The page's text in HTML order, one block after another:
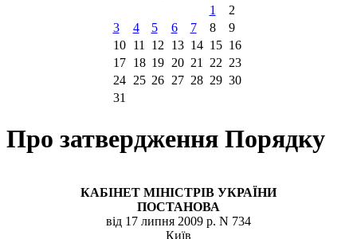
1
2
3
4 5 6 7 8
9
10
11 12 13 14 15 16
17
18 19 20 21 22 23
24
25 26 27 28 29 30
31
Про затвердження Порядку
КАБІНЕТ МІНІСТРІВ УКРАЇНИ
ПОСТАНОВА
від 17 липня 2009 р. N 734
Київ